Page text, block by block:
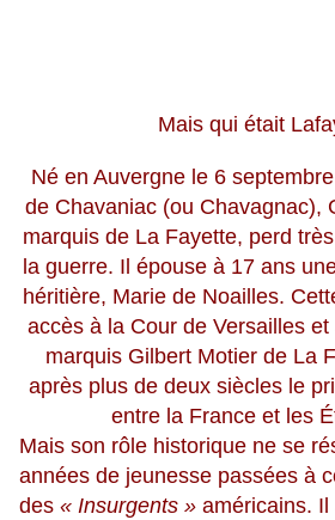
Mais qui était
Né en Auvergne le 6
de Chavaniac (ou Chavagnac),
marquis de La Fayette, perd
la guerre. Il épouse à 17 ans
héritière, Marie de Noailles.
accès à la Cour de Versailles
marquis Gilbert Motier de La
après plus de deux siècles le
entre la France et les
Mais son rôle historique ne se
années de jeunesse passées à
des « Insurgents » américains.